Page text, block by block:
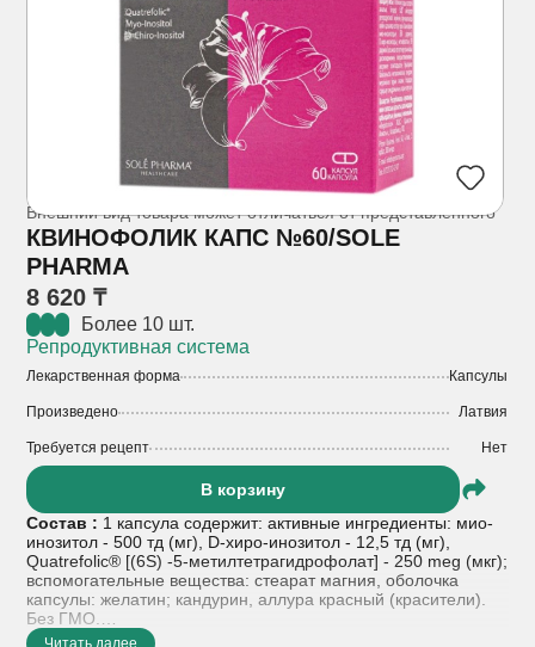
Внешний вид товара может отличаться от представленного
КВИНОФОЛИК КАПС №60/SOLE
PHARMA
8 620 ₸
Более 10 шт.
Репродуктивная система
Лекарственная форма Капсулы
Произведено Латвия
Требуется рецепт Нет
В корзину
Состав : 1 капсула содержит: активные ингредиенты: мио-
инозитол - 500 тд (мг), D-хиро-инозитол - 12,5 тд (мг),
Quatrefolic® [(6S) -5-метилтетрагидрофолат] - 250 meg (мкг);
вспомогательные вещества: стеарат магния, оболочка
капсулы: желатин; кандурин, аллура красный (красители).
Без ГМО.
Читать далее